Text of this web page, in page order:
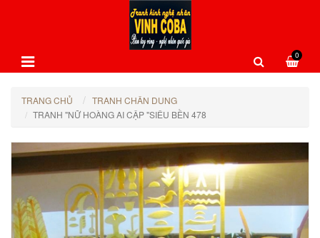
0
TRANG CHỦ
TRANH CHÂN DUNG
TRANH "NỮ HOÀNG AI CẬP "SIÊU BỀN 478